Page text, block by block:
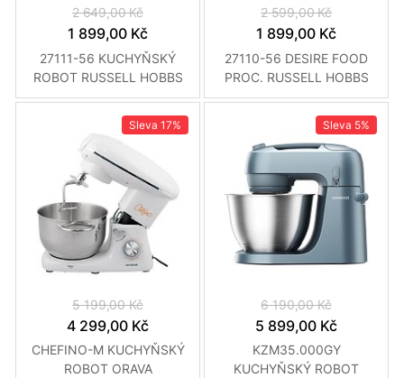
2 649,00 Kč
1 899,00 Kč
27111-56 KUCHYŇSKÝ
ROBOT RUSSELL HOBBS
2 599,00 Kč
1 899,00 Kč
27110-56 DESIRE FOOD
PROC. RUSSELL HOBBS
Sleva 17%
5 199,00 Kč
4 299,00 Kč
CHEFINO-M KUCHYŇSKÝ
ROBOT ORAVA
Sleva 5%
6 190,00 Kč
5 899,00 Kč
KZM35.000GY
KUCHYŇSKÝ ROBOT